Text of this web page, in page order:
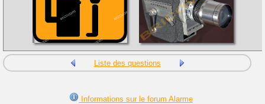
Liste des questions
Informations sur le forum Alarme